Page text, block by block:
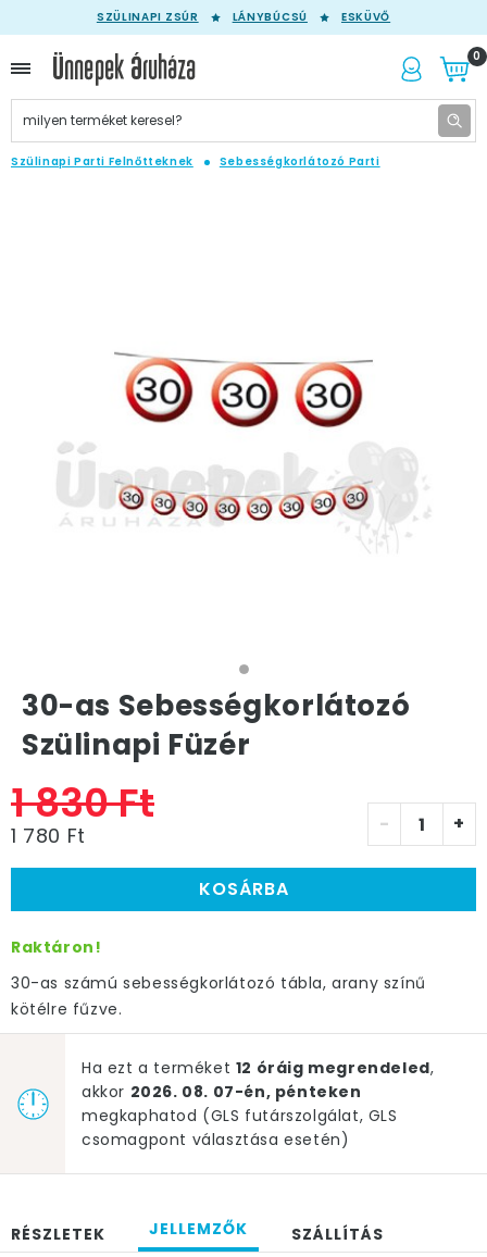
SZÜLINAPI ZSÚR LÁNYBÚCSÚ ESKÜVŐ
0
Szülinapi Parti Felnőtteknek Sebességkorlátozó Parti
30-as Sebességkorlátozó
Szülinapi Füzér
1 830 Ft
1 780 Ft - +
KOSÁRBA
Raktáron!
30-as számú sebességkorlátozó tábla, arany színű
kötélre fűzve.
Ha ezt a terméket 12 óráig megrendeled,
akkor 2026. 08. 07-én, pénteken
megkaphatod (GLS futárszolgálat, GLS
csomagpont választása esetén)
RÉSZLETEK JELLEMZŐK SZÁLLÍTÁS